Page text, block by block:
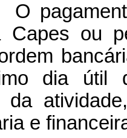
O
Capes ou
dia útil
da
e